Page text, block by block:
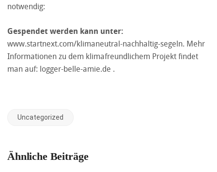
notwendig:
Gespendet werden kann unter:
www.startnext.com/klimaneutral-nachhaltig-segeln. Mehr
Informationen zu dem klimafreundlichem Projekt findet
man auf: logger-belle-amie.de .
Uncategorized
Ähnliche Beiträge